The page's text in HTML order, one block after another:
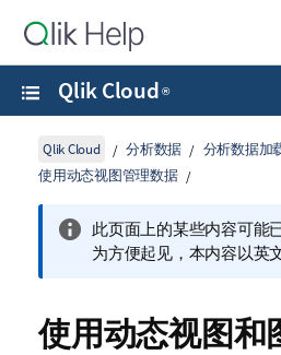
Qlik Cloud ®
Qlik Cloud 分析数据 分析数据加
使用动态视图管理数据
此页面上的某些内容可能
为方便起见，本内容以英
使用动态视图和